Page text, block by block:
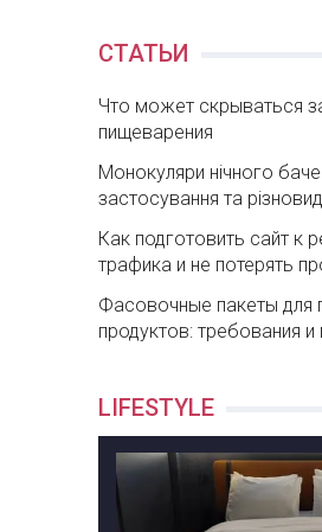
СТАТЬИ
Что может скрываться
пищеварения
Монокуляри нічного
застосування та
Как подготовить сайт к
трафика и не потерять
Фасовочные пакеты для
продуктов: требования
LIFESTYLE